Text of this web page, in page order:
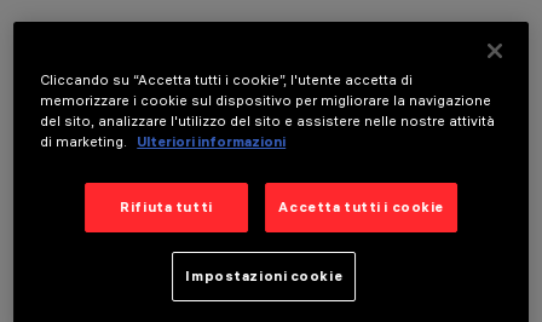
DATI TECNICI
ULTIMO AGGIORNAMENTO: 06/08/2026
DESCRIZIONE
Corpo illuminante ad emissione diretta (70%) / indiretta
(30%) con sorgenti LED monocromatiche 3000K CRI90.
Versione per emissione a luminanza controllata UGR < 19 -
Cliccando su “Accetta tutti i cookie”, l'utente accetta di
memorizzare i cookie sul dispositivo per migliorare la navigazione
del sito, analizzare l'utilizzo del sito e assistere nelle nostre attività
di marketing.
Ulteriori informazioni
Rifiuta tutti Accetta tutti i cookie
Impostazioni cookie